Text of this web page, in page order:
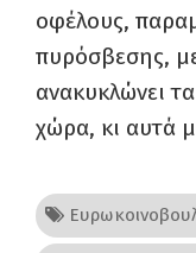
οφέλους,
πυρόσβεσης,
ανακυκλώνει
χώρα, κι αυτά